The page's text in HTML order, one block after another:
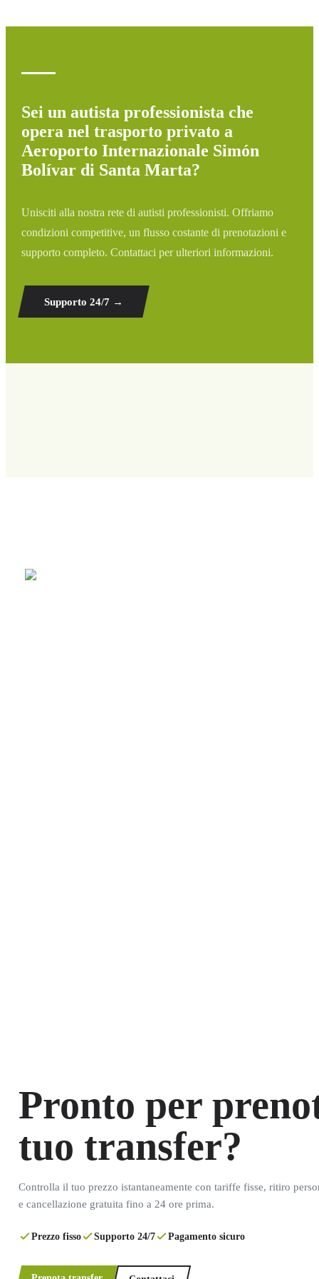
Sei un autista professionista che
opera nel trasporto privato a
Aeroporto Internazionale Simón
Bolívar di Santa Marta?
Unisciti alla nostra rete di autisti professionisti. Offriamo
condizioni competitive, un flusso costante di prenotazioni e
supporto completo. Contattaci per ulteriori informazioni.
Supporto 24/7 →
Pronto per
tuo transfer?
Controlla il tuo prezzo istantaneamente con tariffe fisse, ritiro
e cancellazione gratuita fino a 24 ore prima.
Prezzo fisso Supporto 24/7 Pagamento sicuro